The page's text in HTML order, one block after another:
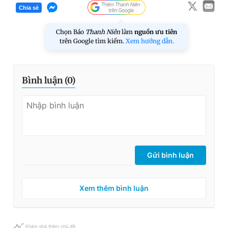
Chia sẻ
Chọn Báo Thanh Niên làm nguồn ưu tiên
trên Google tìm kiếm. Xem hướng dẫn.
Bình luận (0)
Gửi bình luận
Xem thêm bình luận
Khám phá thêm chủ đề